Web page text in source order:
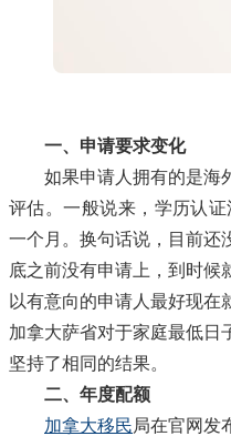
一、申请要求变化
如果申请人拥有的是海
评估。一般说来，学历认
一个月。换句话说，目前还
底之前没有申请上，到时候
以有意向的申请人最好现在
加拿大萨省对于家庭最低日
坚持了相同的结果。
二、年度配额
加拿大移民局在官网发